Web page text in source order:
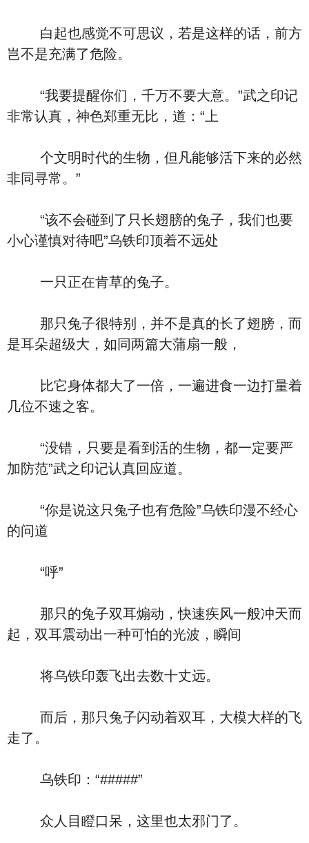
白起也感觉不可思议，若是这样的话，前方
岂不是充满了危险。
“我要提醒你们，千万不要大意。”武之印记
非常认真，神色郑重无比，道：“上
个文明时代的生物，但凡能够活下来的必然
非同寻常。”
“该不会碰到了只长翅膀的兔子，我们也要
小心谨慎对待吧”乌铁印顶着不远处
一只正在肯草的兔子。
那只兔子很特别，并不是真的长了翅膀，而
是耳朵超级大，如同两篇大蒲扇一般，
比它身体都大了一倍，一遍进食一边打量着
几位不速之客。
“没错，只要是看到活的生物，都一定要严
加防范”武之印记认真回应道。
“你是说这只兔子也有危险”乌铁印漫不经心
的问道
“呼”
那只的兔子双耳煽动，快速疾风一般冲天而
起，双耳震动出一种可怕的光波，瞬间
将乌铁印轰飞出去数十丈远。
而后，那只兔子闪动着双耳，大模大样的飞
走了。
乌铁印：“#####”
众人目瞪口呆，这里也太邪门了。